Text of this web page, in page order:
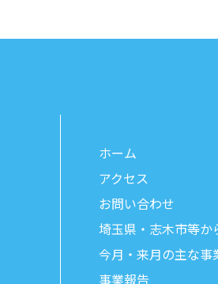
ホーム
アクセス
お問い合わせ
埼玉県・志木市等か
今月・来月の主な事
事業報告